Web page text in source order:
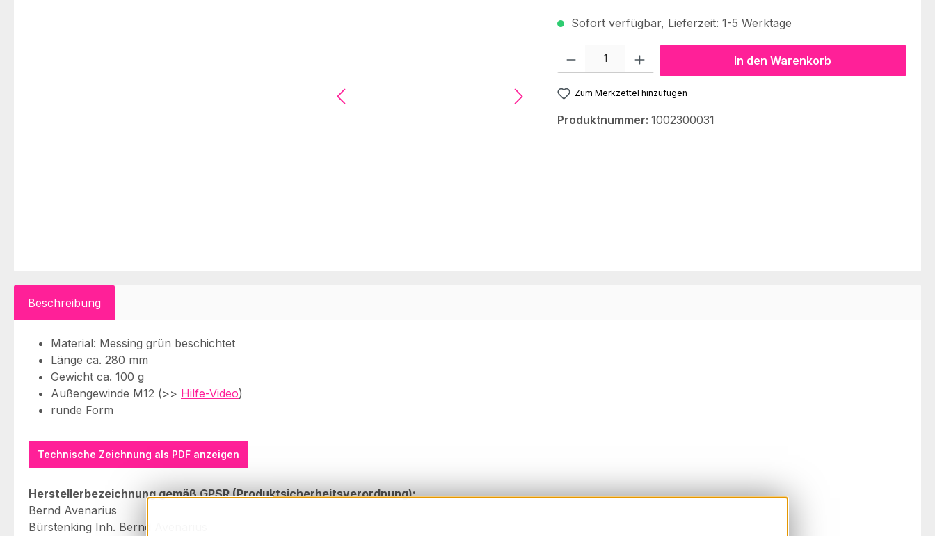
Sofort verfügbar, Lieferzeit: 1-5 Werktage
Produkt Anzahl: Gib den gewünschten Wert ein oder benutze die Schaltflächen
In den Warenkorb
Zum Merkzettel hinzufügen
Produktnummer: 1002300031
Beschreibung
Material: Messing grün beschichtet
Länge ca. 280 mm
Gewicht ca. 100 g
Außengewinde M12 (>> Hilfe-Video)
runde Form
Technische Zeichnung als PDF anzeigen
Herstellerbezeichnung gemäß GPSR (Produktsicherheitsverordnung):
Bernd Avenarius
Bürstenking Inh. Bernd Avenarius